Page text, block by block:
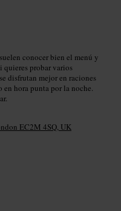
conocer bien el menú y
quieres probar varios
disfrutan mejor en raciones
en hora punta por la noche.
EC2M 4SQ, UK